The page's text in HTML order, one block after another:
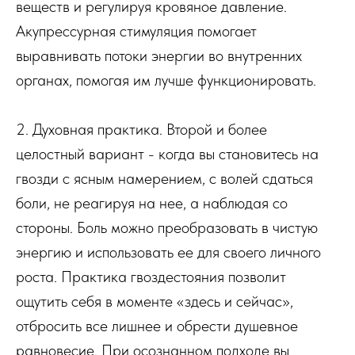
веществ и регулируя кровяное давление.
Акупрессурная стимуляция помогает
выравнивать потоки энергии во внутренних
органах, помогая им лучше функционировать.
2. Духовная практика. Второй и более
целостный вариант - когда вы становитесь на
гвозди с ясным намерением, с волей сдаться
боли, не реагируя на нее, а наблюдая со
стороны. Боль можно преобразовать в чистую
энергию и использовать ее для своего личного
роста. Практика гвоздестояния позволит
ощутить себя в моменте «здесь и сейчас»,
отбросить все лишнее и обрести душевное
равновесие. При осознанном подходе вы